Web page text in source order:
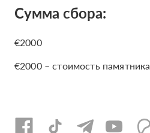
Сумма сбора:
€2000
€2000 – стоимость памятника